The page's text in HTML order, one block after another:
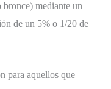
mediante un
de un 5% o 1/20 de
para aquellos que